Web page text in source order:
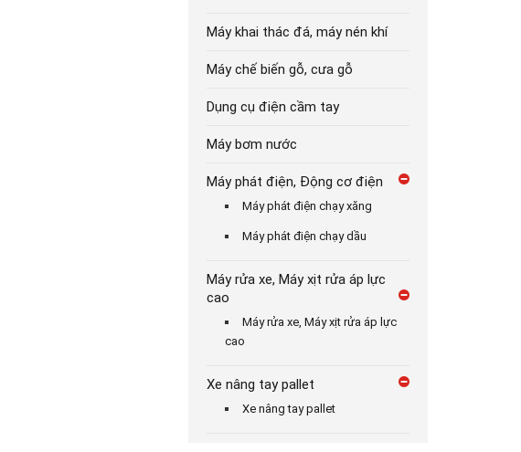
Máy khai thác đá, máy nén khí
Máy chế biến gỗ, cưa gỗ
Dụng cụ điện cầm tay
Máy bơm nước
Máy phát điện, Động cơ điện
Máy phát điện chạy xăng
Máy phát điện chạy dầu
Máy rửa xe, Máy xịt rửa áp lực
cao
Máy rửa xe, Máy xịt rửa áp lực
cao
Xe nâng tay pallet
Xe nâng tay pallet